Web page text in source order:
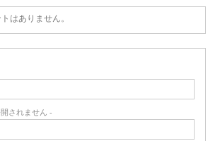
はありません。
されません -